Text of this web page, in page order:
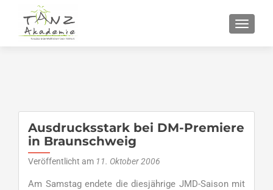
Ausdrucksstark bei DM-Premiere
in Braunschweig
Veröffentlicht am 11. Oktober 2006
Am Samstag endete die diesjährige JMD-Saison mit